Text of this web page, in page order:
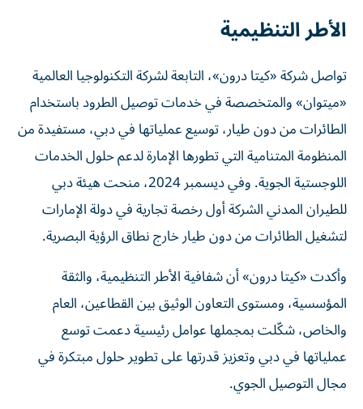
الأطر التنظيمية
تواصل شركة «كيتا درون»، التابعة لشركة التكنولوجيا العالمية
«ميتوان» والمتخصصة في خدمات توصيل الطرود باستخدام
الطائرات من دون طيار، توسيع عملياتها في دبي، مستفيدة من
المنظومة المتنامية التي تطورها الإمارة لدعم حلول الخدمات
اللوجستية الجوية. وفي ديسمبر 2024، منحت هيئة دبي
للطيران المدني الشركة أول رخصة تجارية في دولة الإمارات
لتشغيل الطائرات من دون طيار خارج نطاق الرؤية البصرية.
وأكدت «كيتا درون» أن شفافية الأطر التنظيمية، والثقة
المؤسسية، ومستوى التعاون الوثيق بين القطاعين، العام
والخاص، شكّلت بمجملها عوامل رئيسية دعمت توسع
عملياتها في دبي وتعزيز قدرتها على تطوير حلول مبتكرة في
مجال التوصيل الجوي.